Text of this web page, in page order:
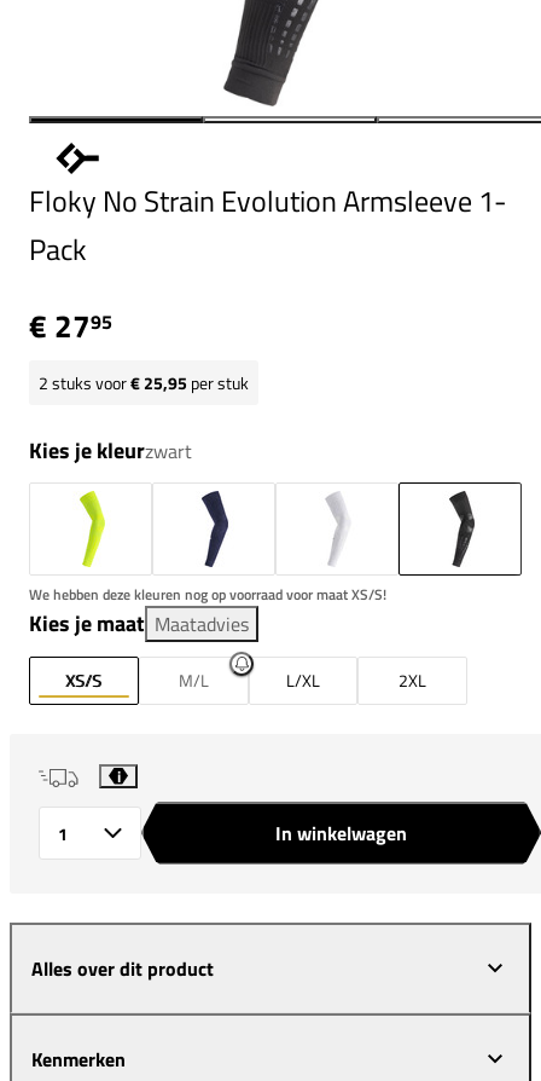
Floky No Strain Evolution Armsleeve 1-
Pack
€ 2795
2stuks voor€ 25,95 per stuk
Kies je kleurzwart
We hebben deze kleuren nog op voorraad voor maat XS/S!
Kies je maat Maatadvies
XS/S M/L L/XL 2XL
i
In winkelwagen
Alles over dit product
Kenmerken